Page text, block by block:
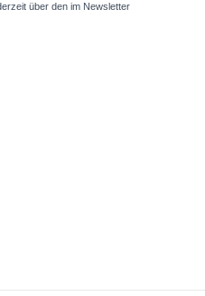
über den im Newsletter